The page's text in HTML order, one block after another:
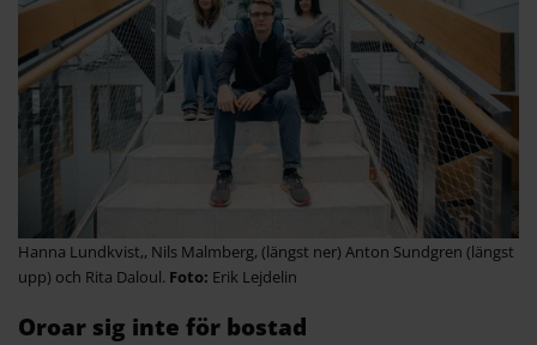
Hanna Lundkvist,, Nils Malmberg, (längst ner) Anton Sundgren (längst
upp) och Rita Daloul.
Erik Lejdelin
Oroar sig inte för bostad